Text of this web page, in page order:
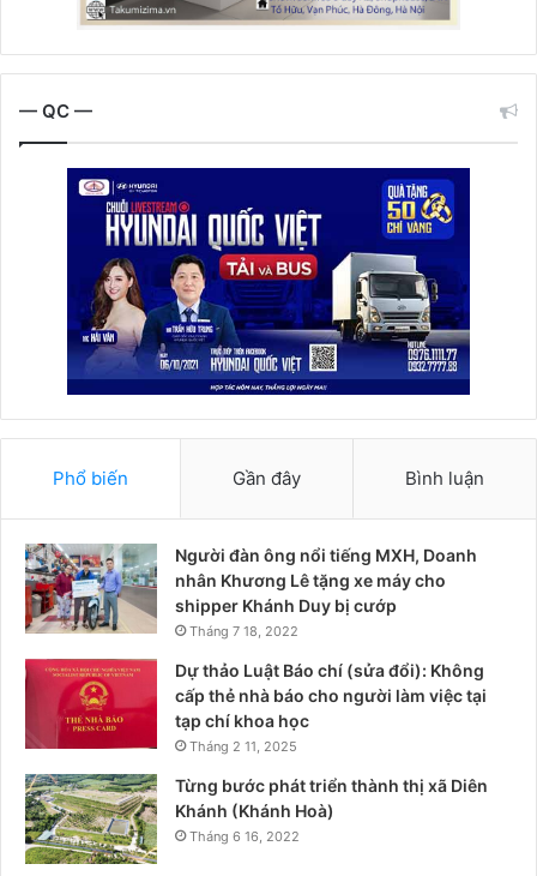
— QC —
Phổ biến Gần đây Bình luận
Người đàn ông nổi tiếng MXH, Doanh
nhân Khương Lê tặng xe máy cho
shipper Khánh Duy bị cướp
Tháng 7 18, 2022
Dự thảo Luật Báo chí (sửa đổi): Không
cấp thẻ nhà báo cho người làm việc tại
tạp chí khoa học
Tháng 2 11, 2025
Từng bước phát triển thành thị xã Diên
Khánh (Khánh Hoà)
Tháng 6 16, 2022